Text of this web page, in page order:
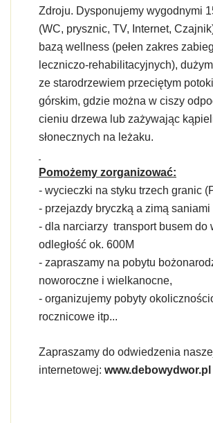
Zdroju. Dysponujemy wygodnymi
(WC, prysznic, TV, Internet,
bazą wellness (pełen zakres
leczniczo-rehabilitacyjnych),
ze starodrzewiem przeciętym
górskim, gdzie można w ciszy
cieniu drzewa lub zażywając
słonecznych na leżaku.
Pomożemy zorganizować:
- wycieczki na styku trzech granic
- przejazdy bryczką a zimą saniami
- dla narciarzy transport busem do
odległość ok. 600M
- zapraszamy na pobytu
noworoczne i wielkanocne,
- organizujemy pobyty
rocznicowe itp...
Zapraszamy do odwiedzenia
internetowej: www.debowydwor.pl